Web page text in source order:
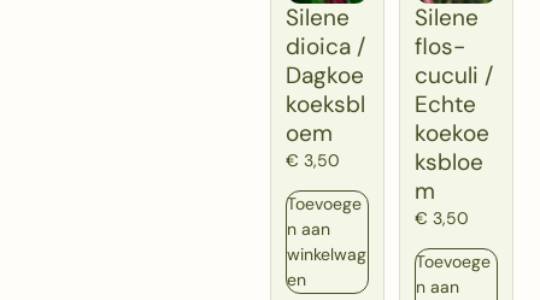
Silene
dioica /
Dagkoe
koeksbl
oem
€ 3,50
Toevoege
n aan
winkelwag
en
Silene
flos-
cuculi /
Echte
koekoe
ksbloe
m
€ 3,50
Toevoege
n aan